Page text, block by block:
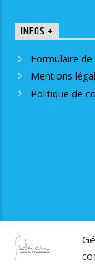
INFOS +
Formulaire
Mentions
Politique de